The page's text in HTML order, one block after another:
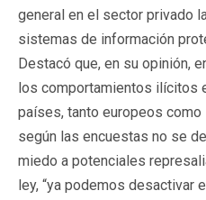
general en el sector privado
sistemas de información
Destacó que, en su opinión,
los comportamientos ilícitos
países, tanto europeos como
según las encuestas no se
miedo a potenciales
ley, “ya podemos desactivar